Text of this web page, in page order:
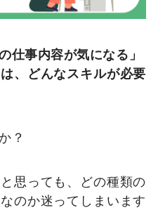
仕事内容が気になる」
、どんなスキルが必要
？
思っても、どの種類の
のか迷ってしまいます